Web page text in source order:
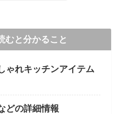
むと分かること
ゃれキッチンアイテム
どの詳細情報